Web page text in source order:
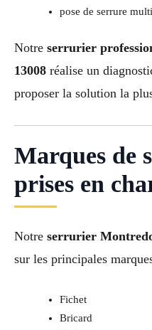
pose de serrure
Notre serrurier
13008 réalise un
proposer la solution la
Marques de
prises en
Notre serrurier
sur les principales
Fichet
Bricard